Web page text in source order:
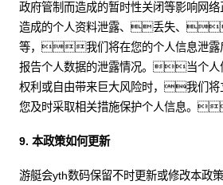
政府管制而造成的暂时性关闭等影响网
造成的个人资料泄露、丢失、
等，我们将在您的个人信息泄露
报告个人数据的泄露情况。当个人
权利或自由带来巨大风险时，我们
您及时采取相关措施保护个人信息。
9. 本政策如何更新
游艇会yth数码保留不时更新或修改本